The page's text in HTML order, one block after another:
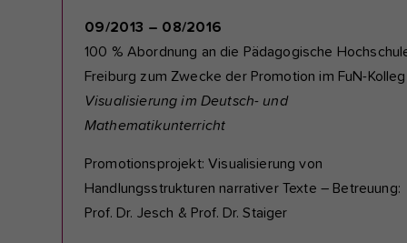
09/2013 – 08/2016
100 % Abordnung an die Pädagogische
Freiburg zum Zwecke der Promotion im FuN-Kolleg
Visualisierung im Deutsch- und
Mathematikunterricht
Promotionsprojekt: Visualisierung von
Handlungsstrukturen narrativer Texte – Betreuung:
Prof. Dr. Jesch & Prof. Dr. Staiger